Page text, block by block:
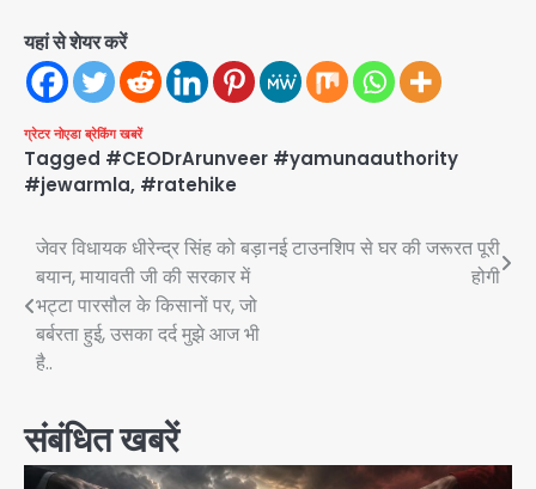
यहां से शेयर करें
ग्रेटर नोएडा ब्रेकिंग खबरें
Tagged #CEODrArunveer #yamunaauthority
#jewarmla, #ratehike
Post
navigation
जेवर विधायक धीरेन्द्र सिंह को बड़ा
बयान, मायावती जी की सरकार में
भट्टा पारसौल के किसानों पर, जो
बर्बरता हुई, उसका दर्द मुझे आज भी
है..
नई टाउनशिप से घर की जरूरत पूरी
होगी
संबंधित खबरें